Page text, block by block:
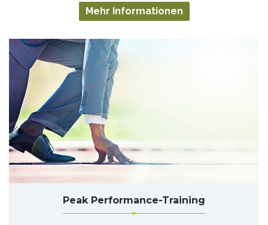
Mehr Informationen
Peak Performance-Training